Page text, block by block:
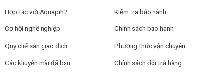
Hợp tác với Aquapih2
Cơ hội nghề nghiệp
Quy chế sàn giao dịch
Các khuyến mãi đã bán
Kiểm tra bảo hành
Chính sách bảo hành
Phương thức vận chuyên
Chính sách đổi trả hàng